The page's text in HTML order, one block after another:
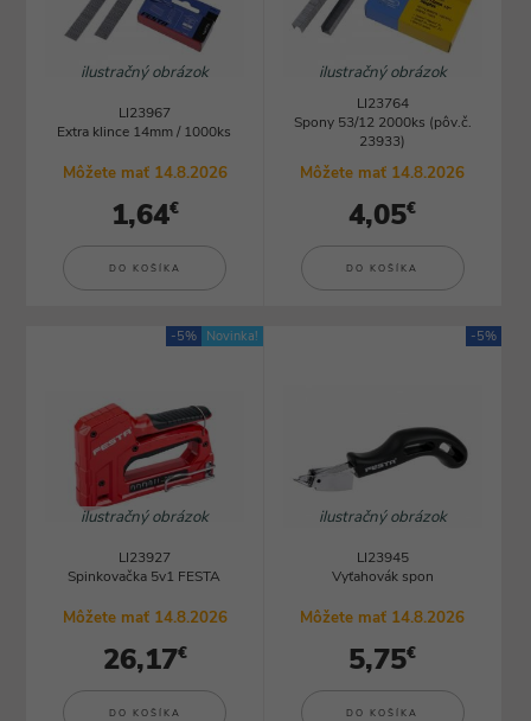
ilustračný obrázok
LI23967
Extra klince 14mm / 1000ks
Môžete mať 14.8.2026
1,64€
DO KOŠÍKA
ilustračný obrázok
LI23764
Spony 53/12 2000ks (pôv.č.
23933)
Môžete mať 14.8.2026
4,05€
DO KOŠÍKA
Novinka!
-5%
ilustračný obrázok
LI23927
Spinkovačka 5v1 FESTA
Môžete mať 14.8.2026
26,17€
DO KOŠÍKA
-5%
ilustračný obrázok
LI23945
Vyťahovák spon
Môžete mať 14.8.2026
5,75€
DO KOŠÍKA